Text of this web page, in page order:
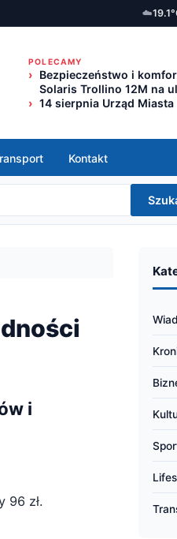
☁️
POLECAMY
Bezpieczeństwo i
Solaris Trollino 12M na
14 sierpnia Urząd
Kontakt
i
96 zł.